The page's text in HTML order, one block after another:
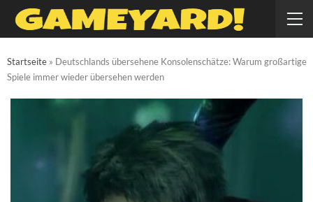
Startseite » Deutschlands übersehene Konsolenschätze: Warum großartige
Spiele immer wieder übersehen werden